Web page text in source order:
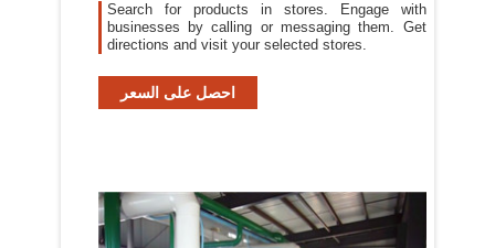
Search for products in stores. Engage with
businesses by calling or messaging them. Get
directions and visit your selected stores.
احصل على السعر